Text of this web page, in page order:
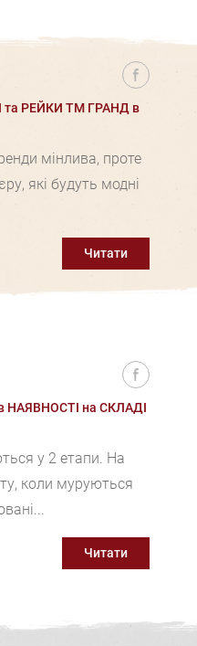
та РЕЙКИ ТМ ГРАНД в
мінлива, проте
які будуть модні
Читати
НАЯВНОСТІ на СКЛАДІ
у 2 етапи. На
коли муруються
Читати